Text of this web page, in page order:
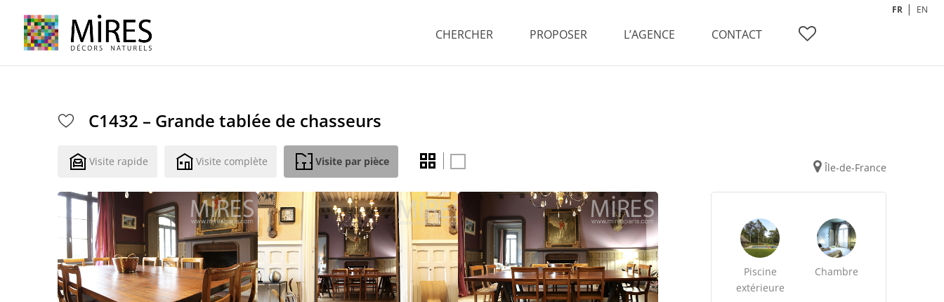
CHERCHER PROPOSER L’AGENCE CONTACT
FR EN
C1432 – Grande tablée de chasseurs
Visite rapide Visite complète Visite par pièce Île-de-France
Piscine
extérieure
Chambre